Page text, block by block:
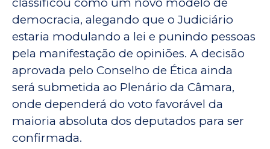
democracia, alegando que o Judiciário
estaria modulando a lei e punindo pessoas
pela manifestação de opiniões. A decisão
aprovada pelo Conselho de Ética ainda
será submetida ao Plenário da Câmara,
onde dependerá do voto favorável da
maioria absoluta dos deputados para ser
confirmada.